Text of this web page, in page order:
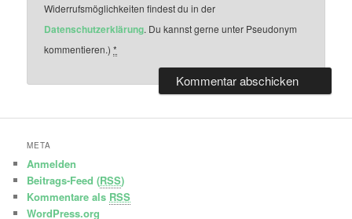
Widerrufsmöglichkeiten findest du in der
Datenschutzerklärung. Du kannst gerne unter Pseudonym
kommentieren.)*
META
Anmelden
Beitrags-Feed (RSS)
Kommentare als RSS
WordPress.org